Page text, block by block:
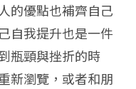
的優點也補齊自己
自我提升也是一件
瓶頸與挫折的時
新瀏覽，或者和朋